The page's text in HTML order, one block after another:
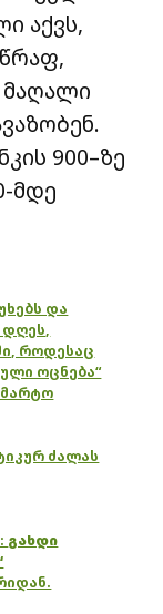
აქვს,
900–ზე
მდე
და
დღეს,
როდესაც
ოცნება“
მარტო
ძალას
გახდი